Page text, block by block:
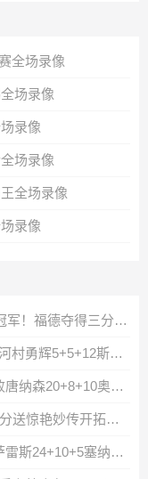
全场录像
场录像
录像
场录像
全场录像
录像
全明星：华盛顿神秘人夺投篮之星冠军！福德夺得三分大赛冠军！
🏀夏联-步行者第三节爆发轻取鹈鹕河村勇辉5+5+12斯劳森22分
🏀夏联-热火5人上双轻取活塞止连败唐纳森20+8+10奥科里27分
🏀夏联-杨瀚森13+5+4帽&下半场11分送惊艳妙传开拓者力克掘金
🏀夏联-国王首节仅4分不敌绿军冈萨雷斯24+10+5塞纳克10+12